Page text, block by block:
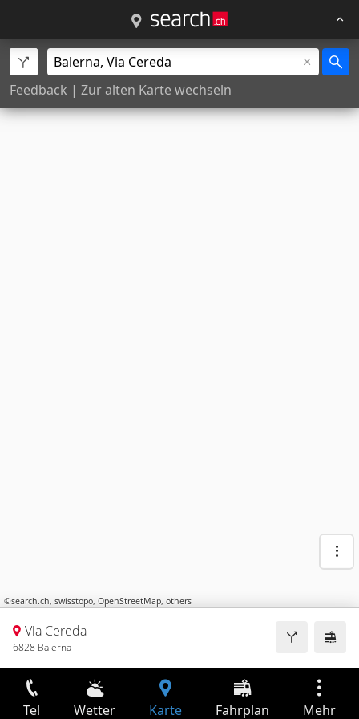
Feedback | Zur alten Karte wechseln
©search.ch, swisstopo, OpenStreetMap, others
Via Cereda
6828 Balerna
Tel Wetter Karte Fahrplan Mehr